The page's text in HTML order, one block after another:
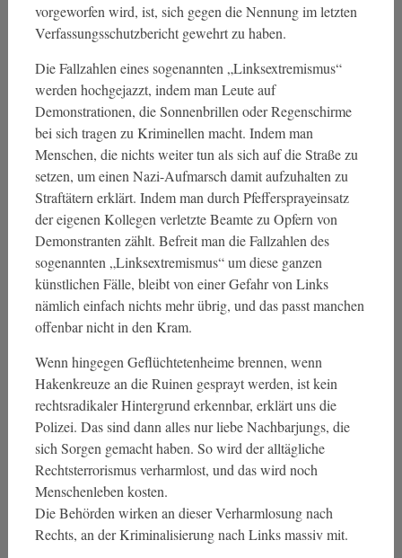
vorgeworfen wird, ist, sich gegen die Nennung im letzten
Verfassungsschutzbericht gewehrt zu haben.
Die Fallzahlen eines sogenannten „Linksextremismus“
werden hochgejazzt, indem man Leute auf
Demonstrationen, die Sonnenbrillen oder Regenschirme
bei sich tragen zu Kriminellen macht. Indem man
Menschen, die nichts weiter tun als sich auf die Straße zu
setzen, um einen Nazi-Aufmarsch damit aufzuhalten zu
Straftätern erklärt. Indem man durch Pfeffersprayeinsatz
der eigenen Kollegen verletzte Beamte zu Opfern von
Demonstranten zählt. Befreit man die Fallzahlen des
sogenannten „Linksextremismus“ um diese ganzen
künstlichen Fälle, bleibt von einer Gefahr von Links
nämlich einfach nichts mehr übrig, und das passt manchen
offenbar nicht in den Kram.
Wenn hingegen Geflüchtetenheime brennen, wenn
Hakenkreuze an die Ruinen gesprayt werden, ist kein
rechtsradikaler Hintergrund erkennbar, erklärt uns die
Polizei. Das sind dann alles nur liebe Nachbarjungs, die
sich Sorgen gemacht haben. So wird der alltägliche
Rechtsterrorismus verharmlost, und das wird noch
Menschenleben kosten.
Die Behörden wirken an dieser Verharmlosung nach
Rechts, an der Kriminalisierung nach Links massiv mit.